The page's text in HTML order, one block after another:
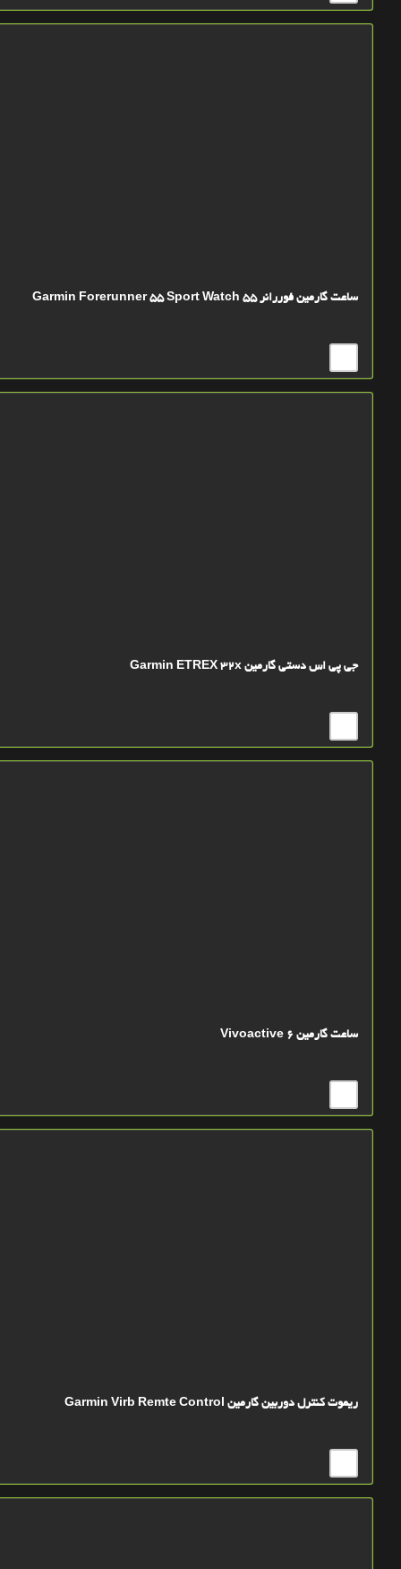
ساعت گارمين فوررانر 55 Garmin Forerunner 55 Sport Watch
جی پی اس دستی گارمین Garmin ETREX 32x
ساعت گارمین Vivoactive 6
ریموت کنترل دوربین گارمین Garmin Virb Remte Control